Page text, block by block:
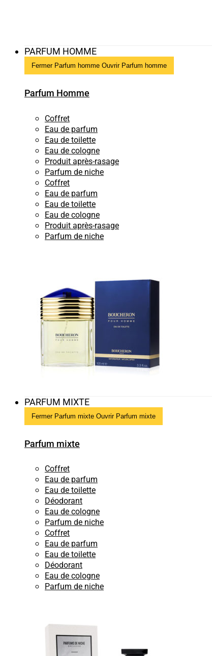
PARFUM HOMME
Fermer Parfum homme Ouvrir Parfum homme
Parfum Homme
Coffret
Eau de parfum
Eau de toilette
Eau de cologne
Produit après-rasage
Parfum de niche
Coffret
Eau de parfum
Eau de toilette
Eau de cologne
Produit après-rasage
Parfum de niche
PARFUM MIXTE
Fermer Parfum mixte Ouvrir Parfum mixte
Parfum mixte
Coffret
Eau de parfum
Eau de toilette
Déodorant
Eau de cologne
Parfum de niche
Coffret
Eau de parfum
Eau de toilette
Déodorant
Eau de cologne
Parfum de niche